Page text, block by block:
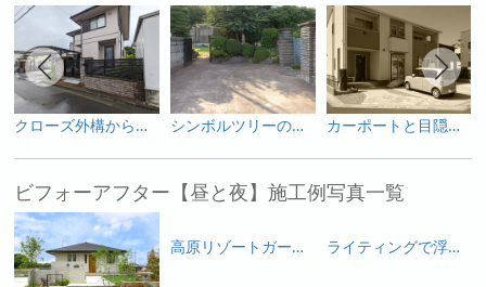
クローズ外構からオープン感を出しつつプライベートも確保した使いやすい外構へ シンボルツリーの桜を活かした和モダンのガーデンリフォーム カーポートと目隠しフェンスで変身した庭
ビフォーアフター【昼と夜】施工例写真一覧
ライティングで浮かび上がる白い塗り壁と乱形石のアプローチが幻想的な外構